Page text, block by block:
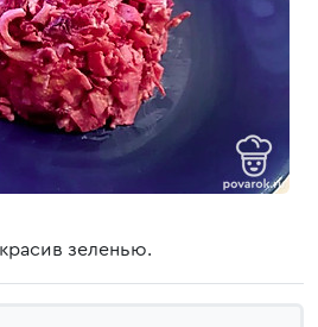
зеленью.